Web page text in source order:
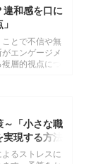
違和感を口に
とで不信や無
エンゲージメ
層的視点につ
～「小さな職
現する方法
るストレスに